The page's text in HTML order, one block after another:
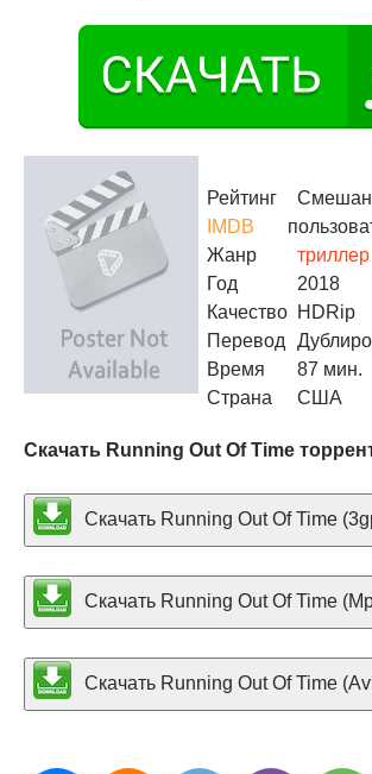
Рейтинг
IMDB
Жанр
триллер
Год
2018
Качество HDRip
Перевод
Время
87 мин.
Страна
США
Скачать Running Out Of Time
Скачать Running Out Of Time
Скачать Running Out Of Time
Скачать Running Out Of Time